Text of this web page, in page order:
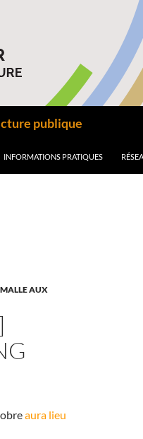
publique
INFORMATIONS PRATIQUES
MALLE AUX
aura lieu